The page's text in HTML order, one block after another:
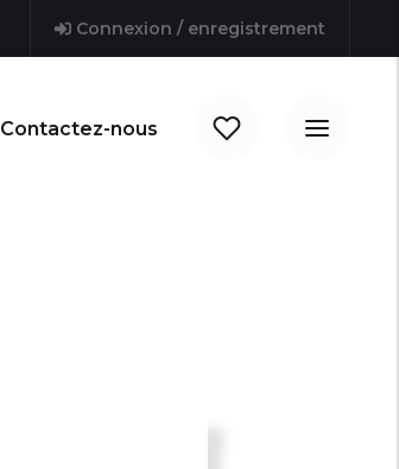
Connexion / enregistrement
Contactez-nous